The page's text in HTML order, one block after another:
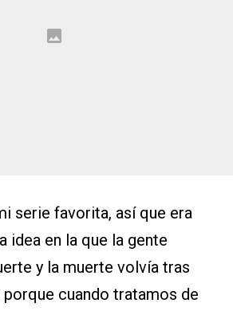
serie favorita, así que era
idea en la que la gente
y la muerte volvía tras
cuando tratamos de